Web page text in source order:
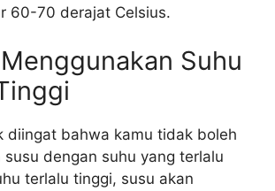
60-70 derajat Celsius.
Suhu
diingat bahwa kamu tidak boleh
susu dengan suhu yang terlalu
terlalu tinggi, susu akan